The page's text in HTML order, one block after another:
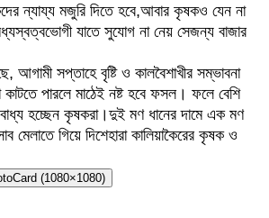
ন্যায্য মজুরি দিতে হবে,আবার কৃষকও যেন না
যাতে সুযোগ না নেয় সেজন্য বাজার
আগামী সপ্তাহে বৃষ্টি ও কালবৈশাখীর সম্ভাবনা
পারলে মাঠেই নষ্ট হবে ফসল। ফলে বেশি
বাধ্য হচ্ছেন কৃষকরা।দুই মণ ধানের দামে এক মণ
গিয়ে দিশেহারা কালিয়াকৈরের কৃষক ও
(1080×1080)